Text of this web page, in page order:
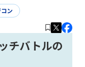
コン
チバトルの